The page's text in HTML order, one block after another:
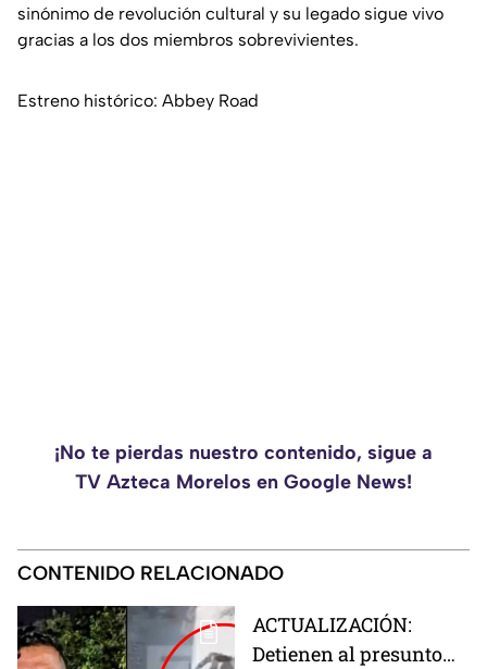
sinónimo de revolución cultural y su legado sigue vivo
gracias a los dos miembros sobrevivientes.
Estreno histórico: Abbey Road
¡No te pierdas nuestro contenido, sigue a
TV Azteca Morelos en Google News!
CONTENIDO RELACIONADO
ACTUALIZACIÓN:
Detienen al presunto